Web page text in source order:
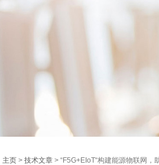
主页 >技术文章 > “F5G+EIoT“构建能源物联网，